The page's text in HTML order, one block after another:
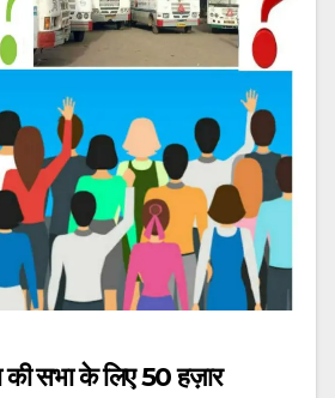
की सभा के लिए 50 हज़ार